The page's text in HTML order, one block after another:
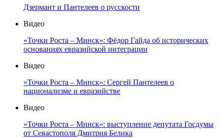
Дзермант и Пантелеев о русскости
Видео
«Точки Роста – Минск»: Фёдор Гайда об исторических
основаниях евразийской интеграции
Видео
«Точки Роста – Минск»: Сергей Пантелеев о
национализме и евразийстве
Видео
«Точки Роста – Минск»: выступление депутата Госдумы
от Севастополя Дмитрия Белика